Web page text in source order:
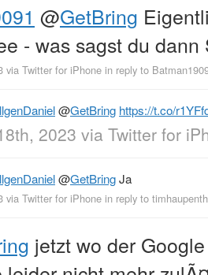
@GetBring
- was sagst du dann
via Twitter for iPhone in reply to
@GetBring https://t.co/
2023 via Twitter for
@GetBringJa
via Twitter for iPhone in reply to
jetzt wo der